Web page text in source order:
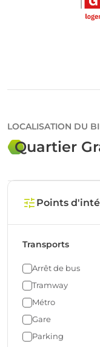
LOCALISATION DU
Quartier
Points
Transports
Arrêt de bus
Tramway
Métro
Gare
Parking